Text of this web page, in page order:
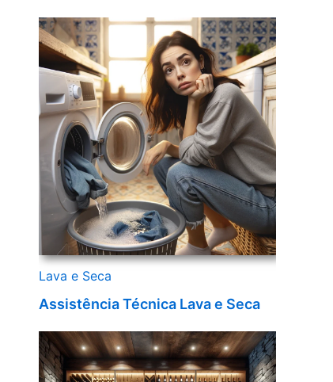
Lava e Seca
Assistência Técnica Lava e Seca